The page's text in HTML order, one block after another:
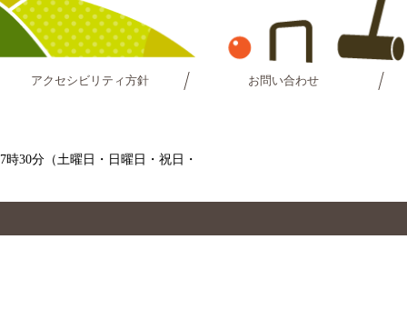
アクセシビリティ方針 お問い合わせ
時30分（土曜日・日曜日・祝日・